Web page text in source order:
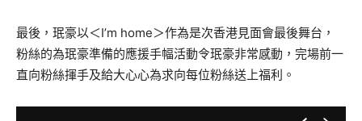
最後，珉豪以＜I’m home＞作為是次香港見面會最後舞台，
粉絲的為珉豪準備的應援手幅活動令珉豪非常感動，完場前一
直向粉絲揮手及給大心心為求向每位粉絲送上福利。